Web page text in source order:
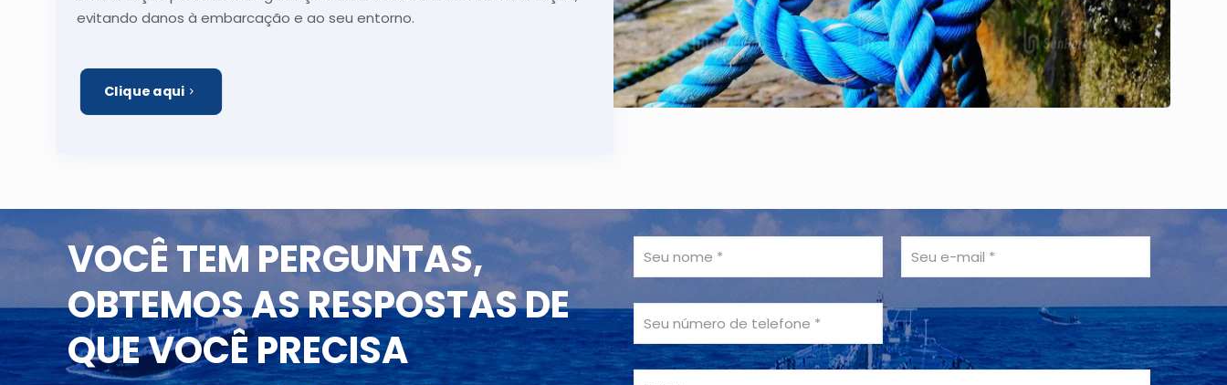
evitando danos à embarcação e ao seu entorno.
Clique aqui
VOCÊ TEM PERGUNTAS,
OBTEMOS AS RESPOSTAS DE
QUE VOCÊ PRECISA